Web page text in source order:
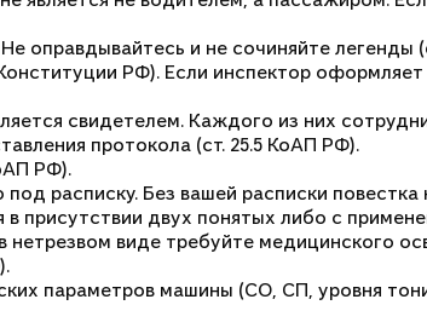
оправдывайтесь и не сочиняйте легенды
РФ). Если инспектор
свидетелем. Каждого из них
протокола (ст. 25.5 КоАП РФ).
РФ).
расписку. Без вашей расписки
присутствии двух понятых либо с
виде требуйте медицинского
параметров машины (СО, СП, уровня